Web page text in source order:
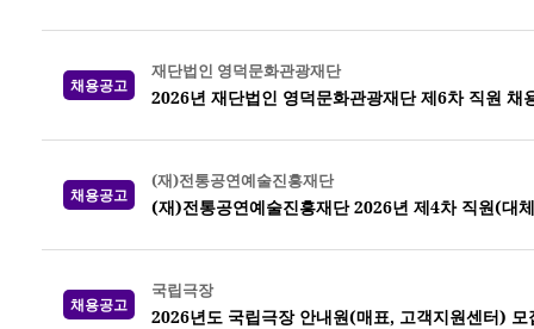
채용공고
재단법인 영덕문화관광재단
2026년 재단법인 영덕문화관광재단 제6차 직원 채
채용공고
(재)전통공연예술진흥재단
(재)전통공연예술진흥재단 2026년 제4차 직원(대
채용공고
국립극장
2026년도 국립극장 안내원(매표, 고객지원센터) 모